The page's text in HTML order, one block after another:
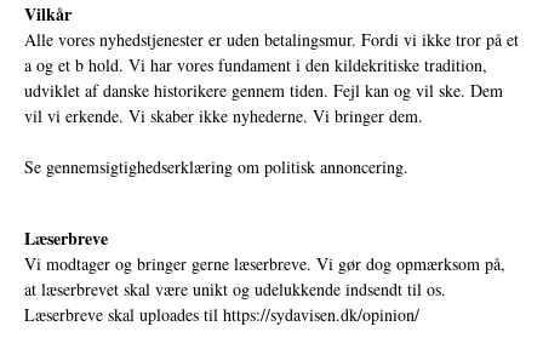
Vilkår
Alle vores nyhedstjenester er uden betalingsmur. Fordi vi ikke tror på et
a og et b hold. Vi har vores fundament i den kildekritiske tradition,
udviklet af danske historikere gennem tiden. Fejl kan og vil ske. Dem
vil vi erkende. Vi skaber ikke nyhederne. Vi bringer dem.
Se gennemsigtighedserklæring om politisk annoncering.
Læserbreve
Vi modtager og bringer gerne læserbreve. Vi gør dog opmærksom på,
at læserbrevet skal være unikt og udelukkende indsendt til os.
Læserbreve skal uploades til https://sydavisen.dk/opinion/